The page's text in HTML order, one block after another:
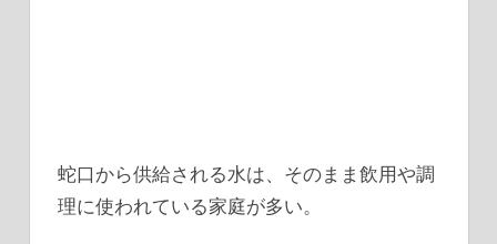
蛇口から供給される水は、そのまま飲用や調
理に使われている家庭が多い。